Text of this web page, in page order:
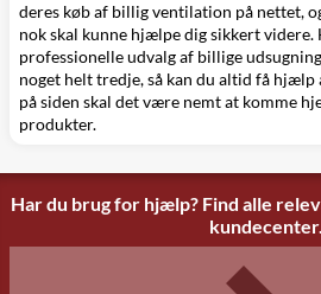
deres køb af billig ventilation på nettet,
nok skal kunne hjælpe dig sikkert
professionelle udvalg af billige
noget helt tredje, så kan du altid få hjælp
på siden skal det være nemt at komme
produkter.
Har du brug for hjælp? Find alle
kundecenter.